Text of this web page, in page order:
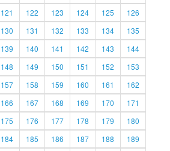
121 122 123 124 125
126
130 131 132 133 134
135
139 140 141 142 143
144
148 149 150 151 152
153
157 158 159 160 161
162
166 167 168 169 170
171
175 176 177 178 179
180
184 185 186 187 188
189